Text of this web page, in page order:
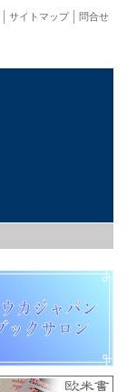
問合せ
サイトマップ